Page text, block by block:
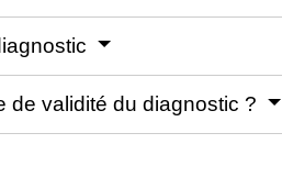
de validité du diagnostic ?